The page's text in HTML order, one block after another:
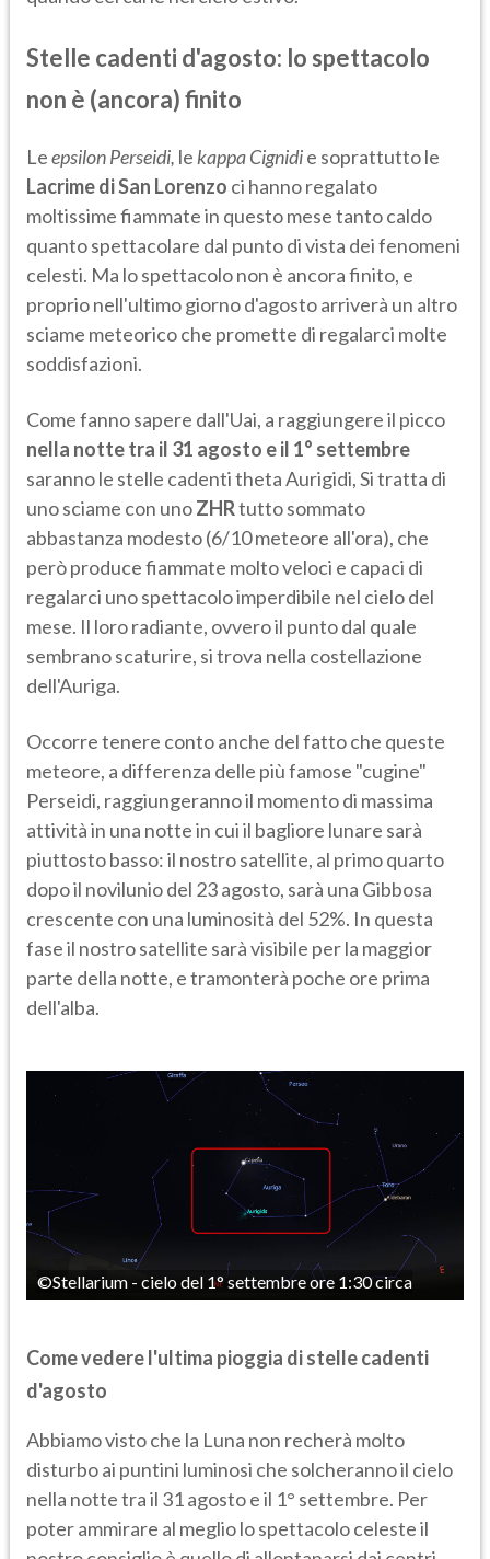
Stelle cadenti d'agosto: lo spettacolo
non è (ancora) finito
Leepsilon Perseidi, le kappa Cignidie soprattutto le
Lacrime di San Lorenzo ci hanno regalato
moltissime fiammate in questo mese tanto caldo
quanto spettacolare dal punto di vista dei fenomeni
celesti. Ma lo spettacolo non è ancora finito, e
proprio nell'ultimo giorno d'agosto arriverà un altro
sciame meteorico che promette di regalarci molte
soddisfazioni.
Come fanno sapere dall'Uai, a raggiungere il picco
nella notte tra il 31 agosto e il 1° settembre
saranno le stelle cadenti theta Aurigidi, Si tratta di
uno sciame con unoZHRtutto sommato
abbastanza modesto (6/10 meteore all'ora), che
però produce fiammate molto veloci e capaci di
regalarci uno spettacolo imperdibile nel cielo del
mese. Il loro radiante, ovvero il punto dal quale
sembrano scaturire, si trova nella costellazione
dell'Auriga.
Occorre tenere conto anche del fatto che queste
meteore, a differenza delle più famose "cugine"
Perseidi, raggiungeranno il momento di massima
attività in una notte in cui il bagliore lunare sarà
piuttosto basso: il nostro satellite, al primo quarto
dopo il novilunio del 23 agosto, sarà una Gibbosa
crescente con una luminosità del 52%. In questa
fase il nostro satellite sarà visibile per la maggior
parte della notte, e tramonterà poche ore prima
dell'alba.
©Stellarium - cielo del 1° settembre ore 1:30 circa
Come vedere l'ultima pioggia di stelle cadenti
d'agosto
Abbiamo visto che la Luna non recherà molto
disturbo ai puntini luminosi che solcheranno il cielo
nella notte tra il 31 agosto e il 1° settembre. Per
poter ammirare al meglio lo spettacolo celeste il